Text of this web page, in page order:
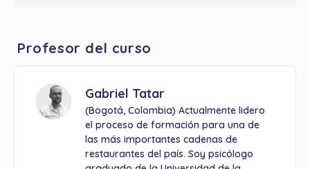
Profesor del curso
Gabriel Tatar
(Bogotá, Colombia) Actualmente lidero
el proceso de formación para una de
las más importantes cadenas de
restaurantes del país. Soy psicólogo